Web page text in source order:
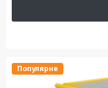
Популярне